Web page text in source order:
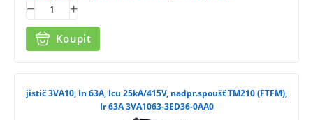
Koupit
jistič 3VA10, In 63A, Icu 25kA/415V, nadpr.spoušť TM210 (FTFM),
Ir 63A 3VA1063-3ED36-0AA0